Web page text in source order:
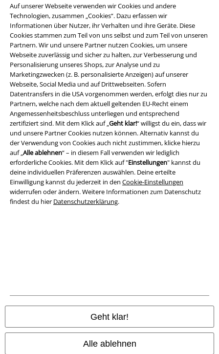
Auf unserer Webseite verwenden wir Cookies und andere
Technologien, zusammen „Cookies“. Dazu erfassen wir
Informationen über Nutzer, ihr Verhalten und ihre Geräte. Diese
Cookies stammen zum Teil von uns selbst und zum Teil von unseren
Partnern. Wir und unsere Partner nutzen Cookies, um unsere
Webseite zuverlässig und sicher zu halten, zur Verbesserung und
Personalisierung unseres Shops, zur Analyse und zu
Marketingzwecken (z. B. personalisierte Anzeigen) auf unserer
Webseite, Social Media und auf Drittwebseiten. Sofern
Datentransfers in die USA vorgenommen werden, erfolgt dies nur zu
Partnern, welche nach dem aktuell geltenden EU-Recht einem
Angemessenheitsbeschluss unterliegen und entsprechend
zertifiziert sind. Mit dem Klick auf „Geht klar!“ willigst du ein, dass wir
und unsere Partner Cookies nutzen können. Alternativ kannst du
der Verwendung von Cookies auch nicht zustimmen, klicke hierzu
auf „Alle ablehnen“ – in diesem Fall verwenden wir lediglich
erforderliche Cookies. Mit dem Klick auf "Einstellungen" kannst du
deine individuellen Präferenzen auswählen. Deine erteilte
Einwilligung kannst du jederzeit in den Cookie-Einstellungen
widerrufen oder ändern. Weitere Informationen zum Datenschutz
findest du hier Datenschutzerklärung.
Geht klar!
Alle ablehnen
Rechtliches
AGB
Impressum
Datenschutz
Entsorgung und Umweltschutz
Alle Preise inkl. gesetzlicher Mehrwertsteuer, zzgl.Versandkosten
© 1986-2026 E.M.P. Merchandising HGmbH